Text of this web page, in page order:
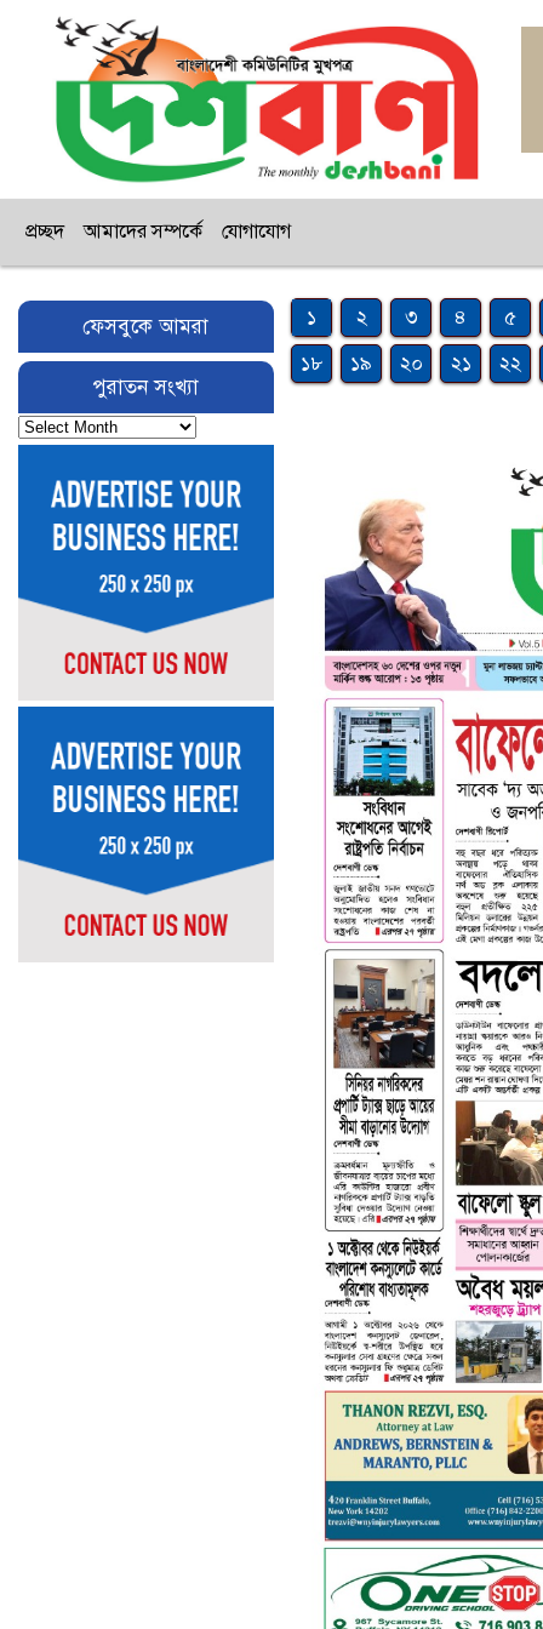
প্রচ্ছদ আমাদের সম্পর্কে যোগাযোগ
ফেসবুকে আমরা
পুরাতন সংখ্যা
পুরাতন
সংখ্যা
১ ২ ৩ ৪
৫
১৮
১৯ ২০ ২১ ২২